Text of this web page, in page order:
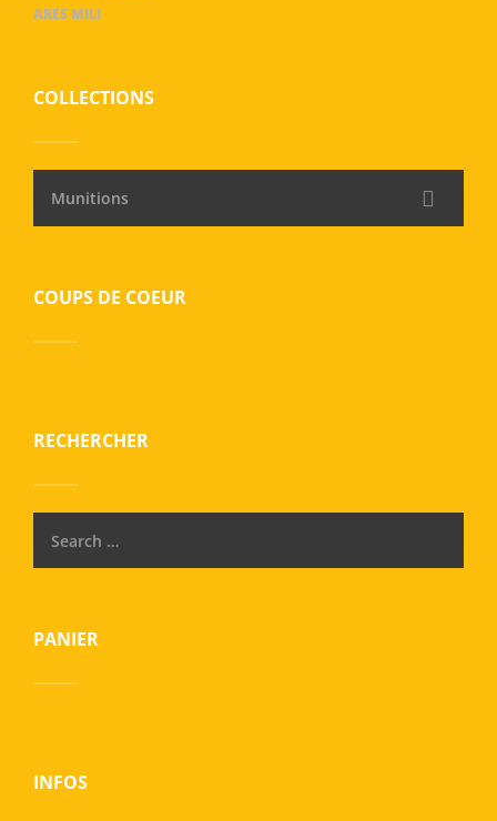
ARES MILI
COLLECTIONS
Munitions
COUPS DE COEUR
RECHERCHER
PANIER
INFOS